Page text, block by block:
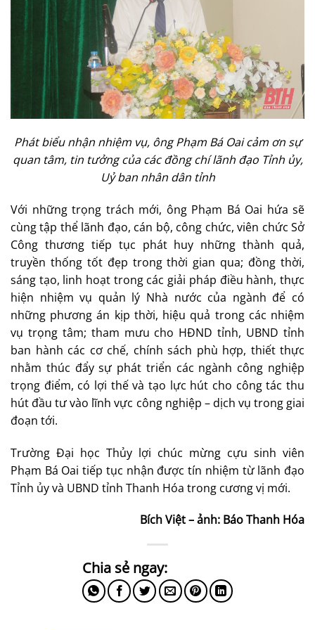
Phát biểu nhận nhiệm vụ, ông Phạm Bá Oai cảm ơn sự
quan tâm, tin tưởng của các đồng chí lãnh đạo Tỉnh ủy,
Uỷ ban nhân dân tỉnh
Với những trọng trách mới, ông Phạm Bá Oai hứa sẽ
cùng tập thể lãnh đạo, cán bộ, công chức, viên chức Sở
Công thương tiếp tục phát huy những thành quả,
truyền thống tốt đẹp trong thời gian qua; đồng thời,
sáng tạo, linh hoạt trong các giải pháp điều hành, thực
hiện nhiệm vụ quản lý Nhà nước của ngành để có
những phương án kịp thời, hiệu quả trong các nhiệm
vụ trọng tâm; tham mưu cho HĐND tỉnh, UBND tỉnh
ban hành các cơ chế, chính sách phù hợp, thiết thực
nhằm thúc đẩy sự phát triển các ngành công nghiệp
trọng điểm, có lợi thế và tạo lực hút cho công tác thu
hút đầu tư vào lĩnh vực công nghiệp – dịch vụ trong giai
đoạn tới.
Trường Đại học Thủy lợi chúc mừng cựu sinh viên
Phạm Bá Oai tiếp tục nhận được tín nhiệm từ lãnh đạo
Tỉnh ủy và UBND tỉnh Thanh Hóa trong cương vị mới.
Bích Việt – ảnh: Báo Thanh Hóa